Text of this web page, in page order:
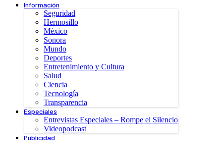
Información
Seguridad
Hermosillo
México
Sonora
Mundo
Deportes
Entretenimiento y Cultura
Salud
Ciencia
Tecnología
Transparencia
Especiales
Entrevistas Especiales – Rompe el Silencio
Videopodcast
Publicidad